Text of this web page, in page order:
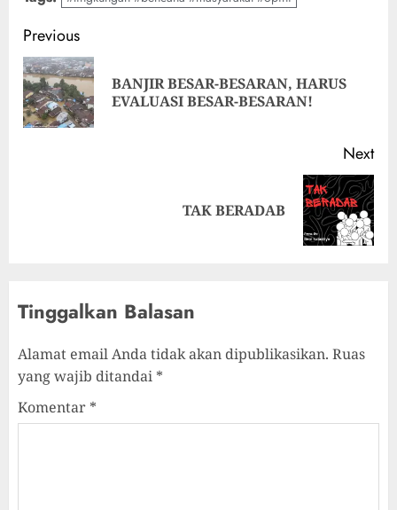
Previous
BANJIR BESAR-BESARAN, HARUS
EVALUASI BESAR-BESARAN!
Next
TAK BERADAB
Tinggalkan Balasan
Alamat email Anda tidak akan dipublikasikan. Ruas
yang wajib ditandai *
Komentar *